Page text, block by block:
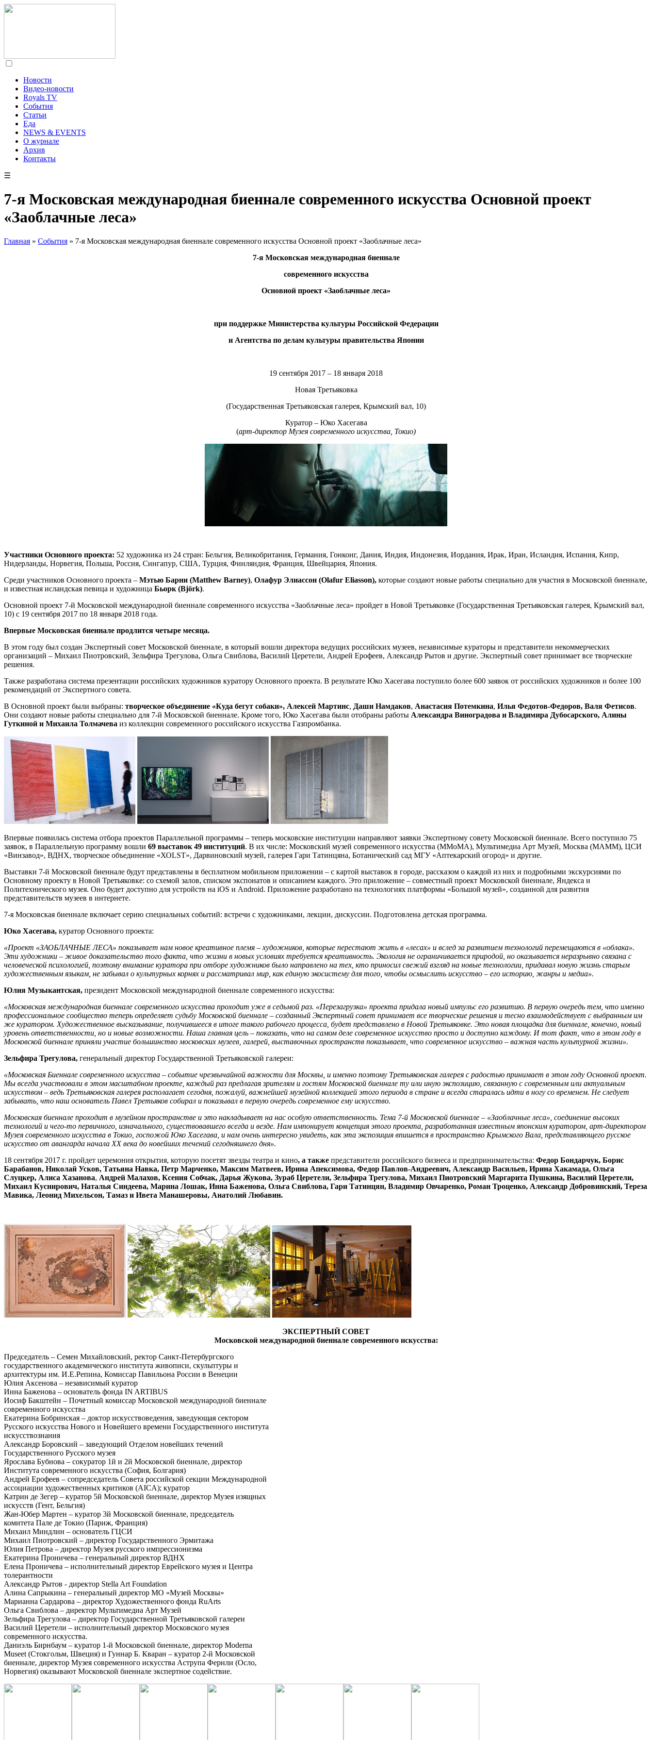
Новости
Видео-новости
Royals TV
События
Статьи
Еда
NEWS & EVENTS
О журнале
Архив
Контакты
☰
7-я Московская международная биеннале современного искусства Основной проект
«Заоблачные леса»
Главная » События » 7-я Московская международная биеннале современного искусства Основной проект «Заоблачные леса»
7-я Московская международная биеннале
современного искусства
Основной проект «Заоблачные леса»
при поддержке Министерства культуры Российской Федерации
и Агентства по делам культуры правительства Японии
19 сентября 2017 – 18 января 2018
Новая Третьяковка
(Государственная Третьяковская галерея, Крымский вал, 10)
Куратор – Юко Хасегава
(арт-директор Музея современного искусства, Токио)
Участники Основного проекта: 52 художника из 24 стран: Бельгия, Великобритания, Германия, Гонконг, Дания, Индия, Индонезия, Иордания, Ирак, Иран, Исландия, Испания, Кипр,
Нидерланды, Норвегия, Польша, Россия, Сингапур, США, Турция, Финляндия, Франция, Швейцария, Япония.
Среди участников Основного проекта – Мэтью Барни (Matthew Barney), Олафур Элиассон (Olafur Eliasson), которые создают новые работы специально для участия в Московской биеннале,
и известная исландская певица и художница Бьорк (Björk).
Основной проект 7-й Московской международной биеннале современного искусства «Заоблачные леса» пройдет в Новой Третьяковке (Государственная Третьяковская галерея, Крымский вал,
10) с 19 сентября 2017 по 18 января 2018 года.
Впервые Московская биеннале продлится четыре месяца.
В этом году был создан Экспертный совет Московской биеннале, в который вошли директора ведущих российских музеев, независимые кураторы и представители некоммерческих
организаций – Михаил Пиотровский, Зельфира Трегулова, Ольга Свиблова, Василий Церетели, Андрей Ерофеев, Александр Рытов и другие. Экспертный совет принимает все творческие
решения.
Также разработана система презентации российских художников куратору Основного проекта. В результате Юко Хасегава поступило более 600 заявок от российских художников и более 100
рекомендаций от Экспертного совета.
В Основной проект были выбраны: творческое объединение «Куда бегут собаки», Алексей Мартинс, Даши Намдаков, Анастасия Потемкина, Илья Федотов-Федоров, Валя Фетисов.
Они создают новые работы специально для 7-й Московской биеннале. Кроме того, Юко Хасегава были отобраны работы Александра Виноградова и Владимира Дубосарского, Алины
Гуткиной и Михаила Толмачева из коллекции современного российского искусства Газпромбанка.
Впервые появилась система отбора проектов Параллельной программы – теперь московские институции направляют заявки Экспертному совету Московской биеннале. Всего поступило 75
заявок, в Параллельную программу вошли 69 выставок 49 институций. В их числе: Московский музей современного искусства (ММoМА), Мультимедиа Арт Музей, Москва (МАММ), ЦСИ
«Винзавод», ВДНХ, творческое объединение «ХОLST», Дарвиновский музей, галерея Гари Татинцяна, Ботанический сад МГУ «Аптекарский огород» и другие.
Выставки 7-й Московской биеннале будут представлены в бесплатном мобильном приложении – с картой выставок в городе, рассказом о каждой из них и подробными экскурсиями по
Основному проекту в Новой Третьяковке: со схемой залов, списком экспонатов и описанием каждого. Это приложение – совместный проект Московской биеннале, Яндекса и
Политехнического музея. Оно будет доступно для устройств на iOS и Android. Приложение разработано на технологиях платформы «Большой музей», созданной для развития
представительств музеев в интернете.
7-я Московская биеннале включает серию специальных событий: встречи с художниками, лекции, дискуссии. Подготовлена детская программа.
Юко Хасегава, куратор Основного проекта:
«Проект «ЗАОБЛАЧНЫЕ ЛЕСА» показывает нам новое креативное племя – художников, которые перестают жить в «лесах» и вслед за развитием технологий перемещаются в «облака».
Эти художники – живое доказательство того факта, что жизни в новых условиях требуется креативность. Экология не ограничивается природой, но оказывается неразрывно связана с
человеческой психологией, поэтому внимание куратора при отборе художников было направлено на тех, кто приносил свежий взгляд на новые технологии, придавал новую жизнь старым
художественным языкам, не забывал о культурных корнях и рассматривал мир, как единую экосистему для того, чтобы осмыслить искусство – его историю, жанры и медиа».
Юлия Музыкантская, президент Московской международной биеннале современного искусства:
«Московская международная биеннале современного искусства проходит уже в седьмой раз. «Перезагрузка» проекта придала новый импульс его развитию. В первую очередь тем, что именно
профессиональное сообщество теперь определяет судьбу Московской биеннале – созданный Экспертный совет принимает все творческие решения и тесно взаимодействует с выбранным им
же куратором. Художественное высказывание, получившееся в итоге такого рабочего процесса, будет представлено в Новой Третьяковке. Это новая площадка для биеннале, конечно, новый
уровень ответственности, но и новые возможности. Наша главная цель – показать, что на самом деле современное искусство просто и доступно каждому. И тот факт, что в этом году в
Московской биеннале приняли участие большинство московских музеев, галерей, выставочных пространств показывает, что современное искусство – важная часть культурной жизни».
Зельфира Трегулова, генеральный директор Государственной Третьяковской галереи:
«Московская Биеннале современного искусства – событие чрезвычайной важности для Москвы, и именно поэтому Третьяковская галерея с радостью принимает в этом году Основной проект.
Мы всегда участвовали в этом масштабном проекте, каждый раз предлагая зрителям и гостям Московской биеннале ту или иную экспозицию, связанную с современным или актуальным
искусством – ведь Третьяковская галерея располагает сегодня, пожалуй, важнейшей музейной коллекцией этого периода в стране и всегда старалась идти в ногу со временем. Не следует
забывать, что наш основатель Павел Третьяков собирал и показывал в первую очередь современное ему искусство.
Московская биеннале проходит в музейном пространстве и это накладывает на нас особую ответственность. Тема 7-й Московской биеннале – «Заоблачные леса», соединение высоких
технологий и чего-то первичного, изначального, существовавшего всегда и везде. Нам импонирует концепция этого проекта, разработанная известным японским куратором, арт-директором
Музея современного искусства в Токио, госпожой Юко Хасегава, и нам очень интересно увидеть, как эта экспозиция впишется в пространство Крымского Вала, представляющего русское
искусство от авангарда начала XX века до новейших течений сегодняшнего дня».
18 сентября 2017 г. пройдет церемония открытия, которую посетят звезды театра и кино, а также представители российского бизнеса и предпринимательства: Федор Бондарчук, Борис
Барабанов, Николай Усков, Татьяна Навка, Петр Марченко, Максим Матвеев, Ирина Апексимова, Федор Павлов-Андреевич, Александр Васильев, Ирина Хакамада, Ольга
Слуцкер, Алиса Хазанова, Андрей Малахов, Ксения Собчак, Дарья Жукова, Зураб Церетели, Зельфира Трегулова, Михаил Пиотровский Маргарита Пушкина, Василий Церетели,
Михаил Куснирович, Наталья Синдеева, Марина Лошак, Инна Баженова, Ольга Свиблова, Гари Татинцян, Владимир Овчаренко, Роман Троценко, Александр Добровинский, Тереза
Мавика, Леонид Михельсон, Тамаз и Ивета Манашеровы, Анатолий Любавин.
ЭКСПЕРТНЫЙ СОВЕТ
Московской международной биеннале современного искусства:
Председатель – Семен Михайловский, ректор Санкт-Петербургского
государственного академического института живописи, скульптуры и
архитектуры им. И.Е.Репина, Комиссар Павильона России в Венеции
Юлия Аксенова – независимый куратор
Инна Баженова – основатель фонда IN ARTIBUS
Иосиф Бакштейн – Почетный комиссар Московской международной биеннале
современного искусства
Екатерина Бобринская – доктор искусствоведения, заведующая сектором
Русского искусства Нового и Новейшего времени Государственного института
искусствознания
Александр Боровский – заведующий Отделом новейших течений
Государственного Русского музея
Ярослава Бубнова – сокуратор 1й и 2й Московской биеннале, директор
Института современного искусства (София, Болгария)
Андрей Ерофеев – сопредседатель Совета российской секции Международной
ассоциации художественных критиков (AICA); куратор
Катрин де Зегер – куратор 5й Московской биеннале, директор Музея изящных
искусств (Гент, Бельгия)
Жан-Юбер Мартен – куратор 3й Московской биеннале, председатель
комитета Пале де Токио (Париж, Франция)
Михаил Миндлин – основатель ГЦСИ
Михаил Пиотровский – директор Государственного Эрмитажа
Юлия Петрова – директор Музея русского импрессионизма
Екатерина Проничева – генеральный директор ВДНХ
Елена Проничева – исполнительный директор Еврейского музея и Центра
толерантности
Александр Рытов - директор Stella Art Foundation
Алина Сапрыкина – генеральный директор МО «Музей Москвы»
Марианна Сардарова – директор Художественного фонда RuArts
Ольга Свиблова – директор Мультимедиа Арт Музей
Зельфира Трегулова – директор Государственной Третьяковской галереи
Василий Церетели – исполнительный директор Московского музея
современного искусства.
Даниэль Бирнбаум – куратор 1-й Московской биеннале, директор Moderna
Museet (Стокгольм, Швеция) и Гуннар Б. Кваран – куратор 2-й Московской
биеннале, директор Музея современного искусства Аструпа Фернли (Осло,
Норвегия) оказывают Московской биеннале экспертное содействие.